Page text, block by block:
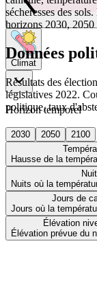
Climat
Horizon temporel
2030 2050
2100
Hausse de la
Nuits où la
Jours de
Jours où la
Élévation
Élévation prévue du
sécheresses des
horizons 2030, 2050
Données
Résultats des
législatives 2022.
politique, taux